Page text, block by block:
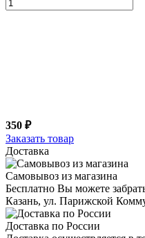
350 ₽
Заказать товар
Доставка
Самовывоз из магазина
Бесплатно Вы можете
Казань, ул. Парижской
Доставка по России